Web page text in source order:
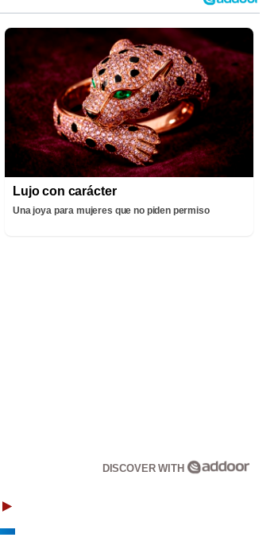
Lujo con carácter
Una joya para mujeres que no piden permiso
DISCOVER WITH